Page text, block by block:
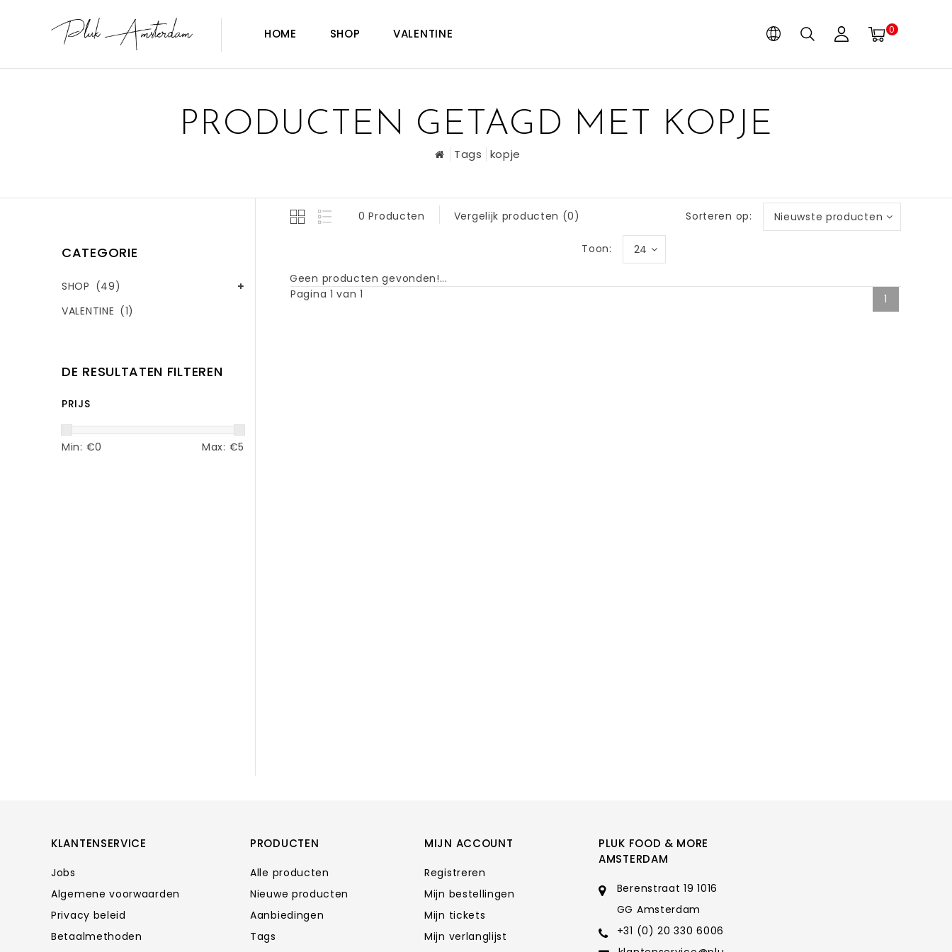
HOME SHOP VALENTINE 0
PRODUCTEN GETAGD MET KOPJE
Tags kopje
CATEGORIE
SHOP (49)
VALENTINE (1)
DE RESULTATEN FILTEREN
PRIJS
Min: €0 Max: €5
0 Producten Vergelijk producten (0) Sorteren op: Nieuwste producten
Toon: 24
Geen producten gevonden!...
Pagina 1 van 1
1
KLANTENSERVICE
Jobs
Algemene voorwaarden
Privacy beleid
Betaalmethoden
PRODUCTEN
Alle producten
Nieuwe producten
Aanbiedingen
Tags
MIJN ACCOUNT
Registreren
Mijn bestellingen
Mijn tickets
Mijn verlanglijst
PLUK FOOD & MORE
AMSTERDAM
Berenstraat 19 1016
GG Amsterdam
+31 (0) 20 330 6006